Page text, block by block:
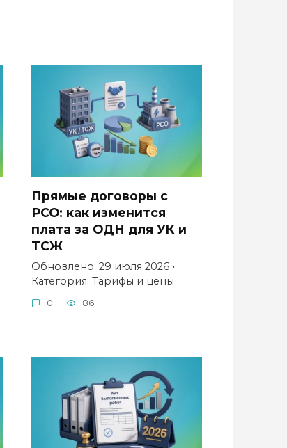
Прямые договоры с
РСО: как изменится
плата за ОДН для УК и
ТСЖ
Обновлено: 29 июля 2026 •
Категория: Тарифы и цены
0 86